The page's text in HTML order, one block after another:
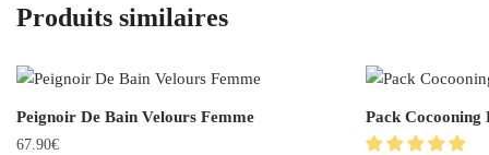
Produits similaires
Peignoir De Bain Velours Femme
67.90€
Pack Cocooning